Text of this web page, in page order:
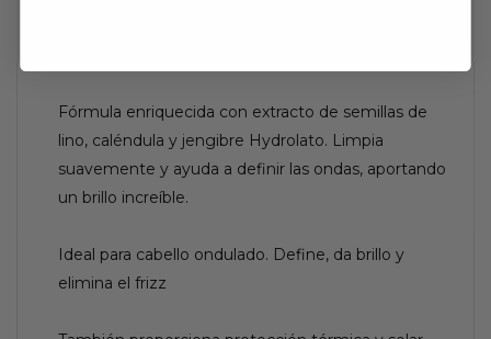
Fórmula enriquecida con extracto de semillas de
lino, caléndula y jengibre Hydrolato. Limpia
suavemente y ayuda a definir las ondas, aportando
un brillo increíble.
Ideal para cabello ondulado. Define, da brillo y
elimina el frizz